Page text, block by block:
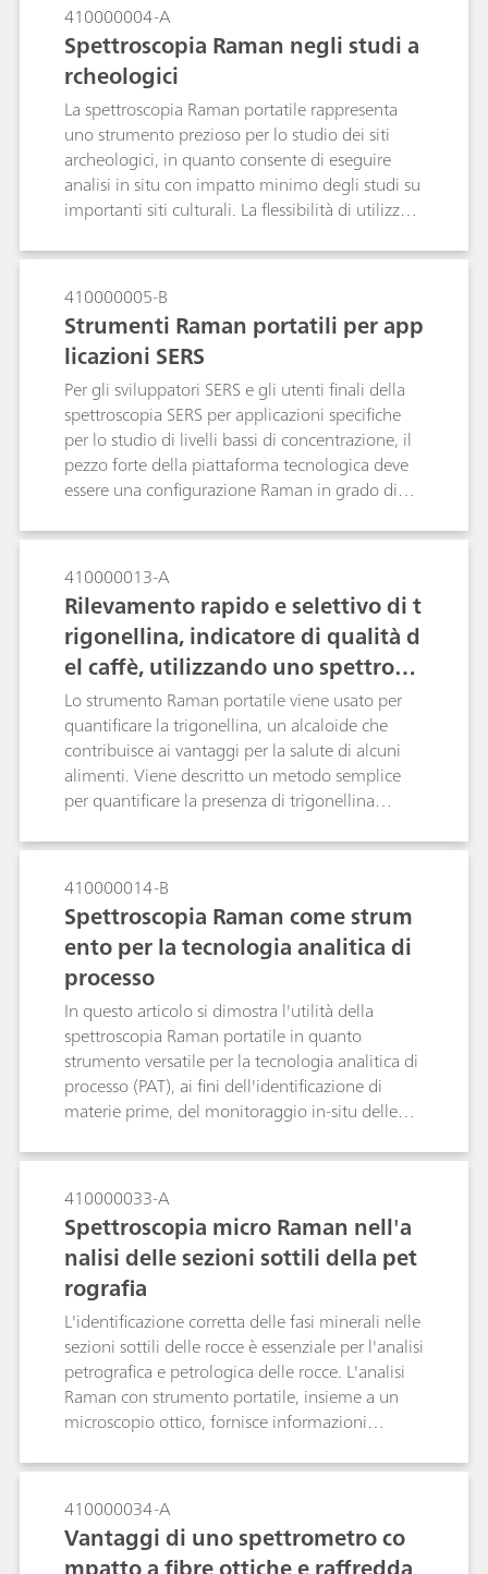
410000004-A
Spettroscopia Raman negli studi a
rcheologici
La spettroscopia Raman portatile rappresenta
uno strumento prezioso per lo studio dei siti
archeologici, in quanto consente di eseguire
analisi in situ con impatto minimo degli studi su
importanti siti culturali. La flessibilità di utilizzo
videomicroscopio montato su treppiede con
uno strumento leggero riduce la necessità del
campionamento e aumenta la capacità di
effettuare misure rappresentative su quelle che
possono essere aree molto grandi di campioni.
Le informazioni ottenute tramite spettroscopia
Raman aiutano a capire i materiali utilizzati per
la costruzione e a restaurare importanti siti
archeologici, nonché a capire il deterioramento
in corso, quale ausilio nei lavori di restauro e
410000005-B
Strumenti Raman portatili per app
licazioni SERS
Per gli sviluppatori SERS e gli utenti finali della
spettroscopia SERS per applicazioni specifiche
per lo studio di livelli bassi di concentrazione, il
pezzo forte della piattaforma tecnologica deve
essere una configurazione Raman in grado di
affidabili e che sia economicamente
conveniente e portatile, in modo da consentire
loro di affrontare i problemi reali. Il sistema i-
Raman Plus portatile, insieme all'accessorio per
il campionamento, il videomicroscopio BAC151,
rappresenta la configurazione ideale. Con
prestazioni e flessibilità di utilizzo grazie alle
diverse potenze e dimensioni dello spot laser per
la ricerca SERS.
410000013-A
Rilevamento rapido e selettivo di t
rigonellina, indicatore di qualità d
el caffè, utilizzando uno spettrom
etro Raman portatile
Lo strumento Raman portatile viene usato per
quantificare la trigonellina, un alcaloide che
contribuisce ai vantaggi per la salute di alcuni
alimenti. Viene descritto un metodo semplice
per quantificare la presenza di trigonellina
Raman con superficie migliorata. Lo strumento
Raman portatile potrebbe essere utilizzato nel
controllo di qualità di alcuni cibi, come caffè e
quinoa.
410000014-B
Spettroscopia Raman come strum
ento per la tecnologia analitica di
processo
In questo articolo si dimostra l'utilità della
spettroscopia Raman portatile in quanto
strumento versatile per la tecnologia analitica di
processo (PAT), ai fini dell'identificazione di
materie prime, del monitoraggio in-situ delle
farmaceutici (API) e per il monitoraggio dei
processi in tempo reale. L'identificazione delle
materie prime serve per la verifica dei materiali
di partenza come richiesto dal Piano di
cooperazione nelle ispezioni farmaceutiche
(PIC/S) e dalle Buone prassi di fabbricazione
correnti (cGMP) e può essere attuata subito con
lo strumento Raman palmare. I sistemi Raman
portatili consentono agli utenti di eseguire
misure per la comprensione dei processi e anche
per fornire prove di concetto per le misure
Raman da implementare in impianti pilota o siti
di produzione su larga scala. Che sia utilizzato
oppure per il monitoraggio di processo online
continuo delle reazioni, Raman offre una
soluzione pratica per la comprensione del
410000033-A
Spettroscopia micro Raman nell'a
nalisi delle sezioni sottili della pet
rografia
L'identificazione corretta delle fasi minerali nelle
sezioni sottili delle rocce è essenziale per l'analisi
petrografica e petrologica delle rocce. L'analisi
Raman con strumento portatile, insieme a un
microscopio ottico, fornisce informazioni
una maggiore certezza dell'identificazione
rispetto alla microscopia ottica utilizzata
tradizionalmente da sola.
410000034-A
Vantaggi di uno spettrometro co